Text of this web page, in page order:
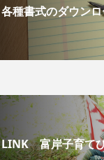
各種書式のダウン
LINK 富岸子育て